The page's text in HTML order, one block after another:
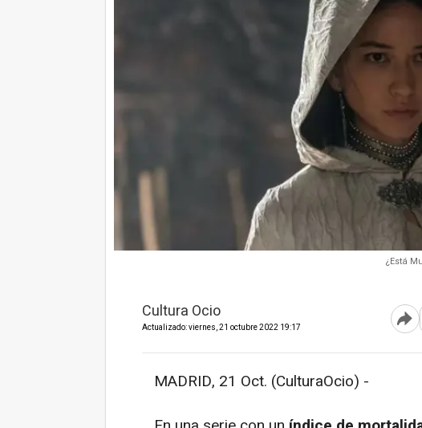
¿Está
Cultura Ocio
Actualizado: viernes, 21 octubre 2022 19:17
MADRID, 21 Oct. (CulturaOcio) -